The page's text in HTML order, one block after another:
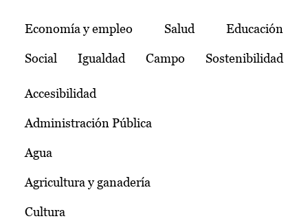
Temas
Economía y empleo Salud Educación
Social Igualdad Campo Sostenibilidad
Accesibilidad
Administración Pública
Agua
Agricultura y ganadería
Cultura